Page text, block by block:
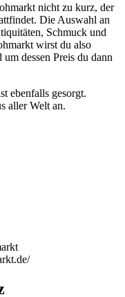
nicht zu kurz, der
Die Auswahl an
Schmuck und
wirst du also
dessen Preis du dann
ebenfalls gesorgt.
aller Welt an.